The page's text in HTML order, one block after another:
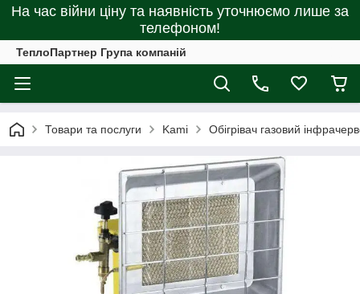
На час війни ціну та наявність уточнюємо лише за
телефоном!
ТеплоПартнер Група компаній
Товари та послуги Kami Обігрівач газовий